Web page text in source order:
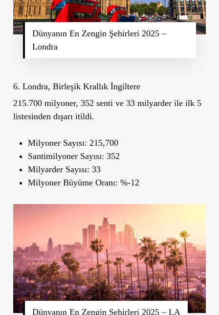
Dünyanın En Zengin Şehirleri 2025 –
Londra
6. Londra, Birleşik Krallık İngiltere
215.700 milyoner, 352 senti ve 33 milyarder ile ilk 5
listesinden dışarı itildi.
Milyoner Sayısı: 215,700
Santimilyoner Sayısı: 352
Milyarder Sayısı: 33
Milyoner Büyüme Oranı: %-12
Dünyanın En Zengin Şehirleri 2025 – LA